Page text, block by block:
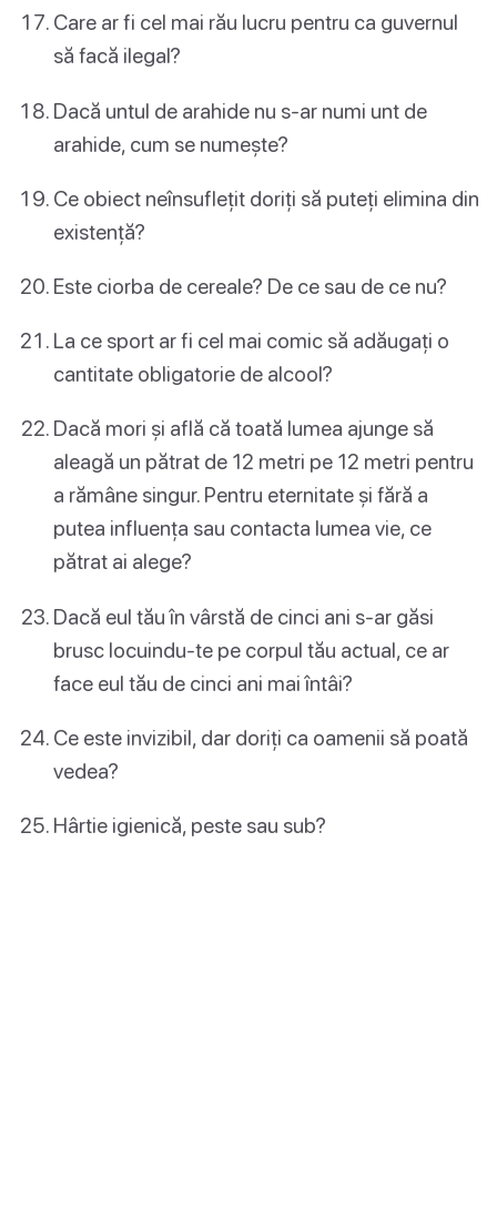
Care ar fi cel mai rău lucru pentru ca guvernul
să facă ilegal?
Dacă untul de arahide nu s-ar numi unt de
arahide, cum se numește?
Ce obiect neînsuflețit doriți să puteți elimina din
existență?
Este ciorba de cereale? De ce sau de ce nu?
La ce sport ar fi cel mai comic să adăugați o
cantitate obligatorie de alcool?
Dacă mori și află că toată lumea ajunge să
aleagă un pătrat de 12 metri pe 12 metri pentru
a rămâne singur. Pentru eternitate și fără a
putea influența sau contacta lumea vie, ce
pătrat ai alege?
Dacă eul tău în vârstă de cinci ani s-ar găsi
brusc locuindu-te pe corpul tău actual, ce ar
face eul tău de cinci ani mai întâi?
Ce este invizibil, dar doriți ca oamenii să poată
vedea?
Hârtie igienică, peste sau sub?